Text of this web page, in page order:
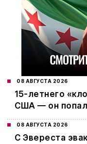
08 АВГУСТА 2026
15-летнего
США — он
08 АВГУСТА 2026
С Эвереста